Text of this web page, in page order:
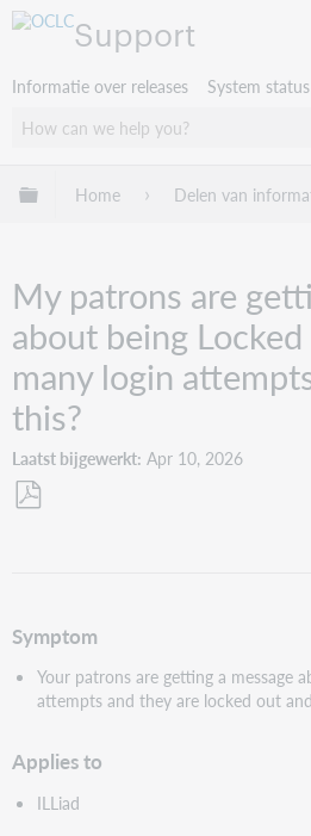
Support
Informatie over releases System
Mondiale hiërarchie
Home Delen van
My patrons are
about being
many login
this?
Laatst bijgewerkt Apr 10, 2026
Symptom
Your patrons are getting a message
attempts and they are locked out
Applies to
ILLiad